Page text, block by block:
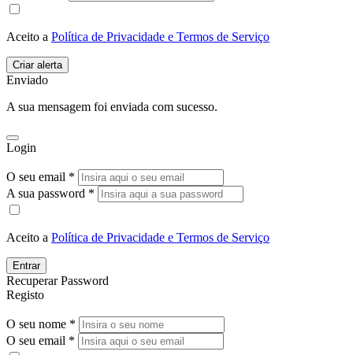
Aceito a Política de Privacidade e Termos de Serviço
Enviado
A sua mensagem foi enviada com sucesso.
Login
O seu email *
A sua password *
Aceito a Política de Privacidade e Termos de Serviço
Entrar
Recuperar Password
Registo
O seu nome *
O seu email *